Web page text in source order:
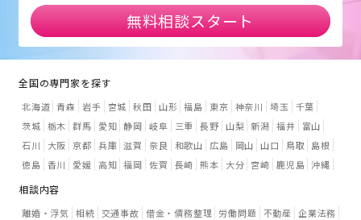
無料相談スタート
全国の専門家を探す
北海道 青森 岩手 宮城 秋田 山形 福島 東京 神奈川 埼玉
千葉
茨城 栃木 群馬 愛知 静岡 岐阜 三重 長野 山梨 新潟 福井
富山
石川
大阪 京都 兵庫 滋賀 奈良 和歌山 広島 岡山 山口 鳥取
島根
徳島 香川 愛媛 高知 福岡 佐賀 長崎 熊本 大分 宮崎 鹿児島 沖縄
相談内容
離婚・浮気 相続 交通事故 借金・債務整理 労働問題 不動産 企業法務